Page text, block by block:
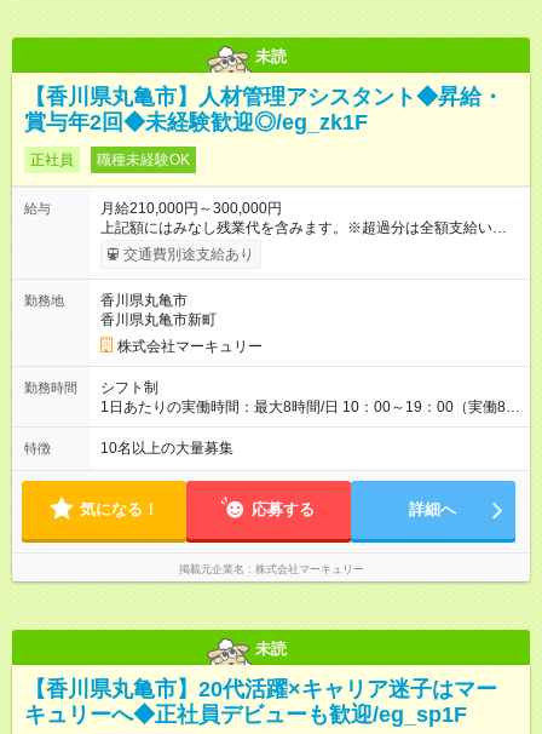
未読
【香川県丸亀市】人材管理アシスタント◆昇給・
賞与年2回◆未経験歓迎◎/eg_zk1F
正社員 職種未経験OK
給与
月給210,000円～300,000円
上記額にはみなし残業代を含みます。※超過分は全額支給いたし
ます。 みなし残業代 14,616円／月 みなし残業時間 10時間／月
※能力やスキルを考慮の上、当社規程により決定します。 ーー
に1回の「年次昇給」があり、仕事での成果にあわせて昇給しま
す。特に頑張っている人は、上長の裁量でさらにプラスの昇給
となることも。努力や成長が収入につながる環境です。 【試用
期間】試用期間あり 試用期間の長さ：3ヶ月 雇用形態、給与は
本採用時と同じです。
交通費別途支給あり
勤務地
香川県丸亀市
香川県丸亀市新町
株式会社マーキュリー
勤務時間
シフト制
1日あたりの実働時間：最大8時間/日 10：00～19：00（実働8時
間） ※勤務地により異なります。
特徴 10名以上の大量募集
気になる！ 応募する 詳細へ
掲載元企業名 株式会社マーキュリー
未読
【香川県丸亀市】20代活躍×キャリア迷子はマー
キュリーへ◆正社員デビューも歓迎/eg_sp1F